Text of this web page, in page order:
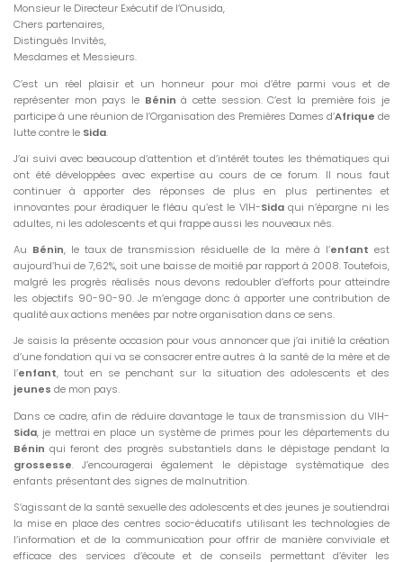
Monsieur le Directeur Exécutif de l’Onusida,
Chers partenaires,
Distingués Invités,
Mesdames et Messieurs.
C’est un réel plaisir et un honneur pour moi d’être parmi vous et de
représenter mon pays le Bénin à cette session. C’est la première fois je
participe à une réunion de l’Organisation des Premières Dames d’Afrique de
lutte contre le Sida.
J’ai suivi avec beaucoup d’attention et d’intérêt toutes les thématiques qui
ont été développées avec expertise au cours de ce forum. Il nous faut
continuer à apporter des réponses de plus en plus pertinentes et
innovantes pour éradiquer le fléau qu’est le VIH-Sidaqui n’épargne ni les
adultes, ni les adolescents et qui frappe aussi les nouveaux nés.
Au Bénin, le taux de transmission résiduelle de la mère à l’enfant est
aujourd’hui de 7,62%, soit une baisse de moitié par rapport à 2008. Toutefois,
malgré les progrès réalisés nous devons redoubler d’efforts pour atteindre
les objectifs 90-90-90. Je m’engage donc à apporter une contribution de
qualité aux actions menées par notre organisation dans ce sens.
Je saisis la présente occasion pour vous annoncer que j’ai initié la création
d’une fondation qui va se consacrer entre autres à la santé de la mère et de
l’enfant, tout en se penchant sur la situation des adolescents et des
jeunes de mon pays.
Dans ce cadre, afin de réduire davantage le taux de transmission du VIH-
Sida, je mettrai en place un système de primes pour les départements du
Bénin qui feront des progrès substantiels dans le dépistage pendant la
grossesse. J’encouragerai également le dépistage systématique des
enfants présentant des signes de malnutrition.
S’agissant de la santé sexuelle des adolescents et des jeunes je soutiendrai
la mise en place des centres socio-éducatifs utilisant les technologies de
l’information et de la communication pour offrir de manière conviviale et
efficace des services d’écoute et de conseils permettant d’éviter les